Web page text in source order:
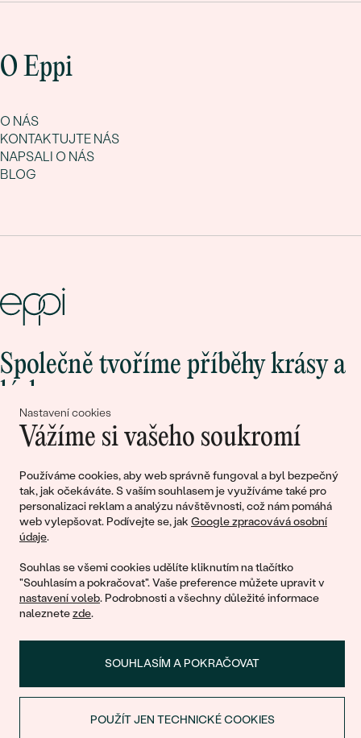
Nastavení cookies
Vážíme si vašeho soukromí
Používáme cookies, aby web správně fungoval a byl bezpečný
tak, jak očekáváte. S vaším souhlasem je využíváme také pro
personalizaci reklam a analýzu návštěvnosti, což nám pomáhá
web vylepšovat. Podívejte se, jak Google zpracovává osobní
údaje.
Souhlas se všemi cookies udělíte kliknutím na tlačítko
"Souhlasím a pokračovat". Vaše preference můžete upravit v
nastavení voleb. Podrobnosti a všechny důležité informace
naleznetezde.
SOUHLASÍM A POKRAČOVAT
POUŽÍT JEN TECHNICKÉ COOKIES
O Eppi
O NÁS
KONTAKTUJTE NÁS
NAPSALI O NÁS
BLOG
Společně tvoříme příběhy krásy a
lásky
Připojte se k nám!
© 2011 - 2026, Eppi.cz